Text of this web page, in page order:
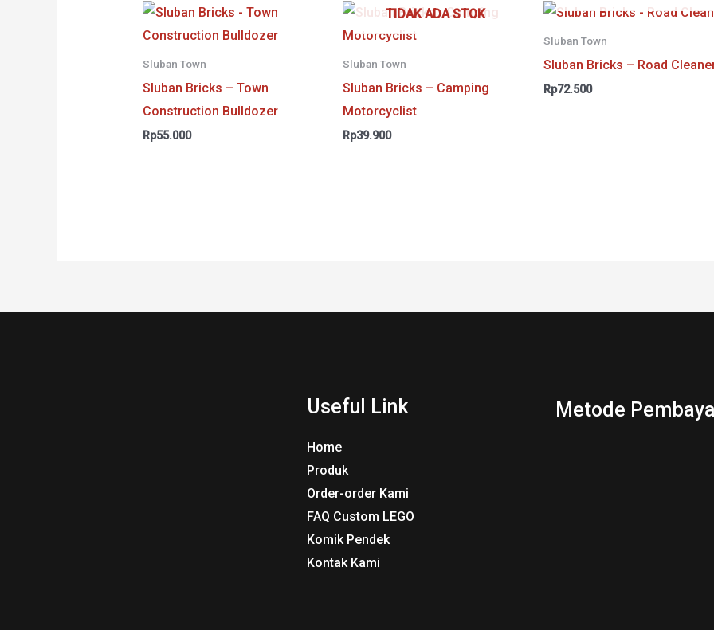
Sluban Town
Sluban Bricks – Town
Construction Bulldozer
Rp55.000
TIDAK ADA STOK
Sluban Town
Sluban Bricks – Camping
Motorcyclist
Rp39.900
Sluban Town
Sluban Bricks – Road
Rp72.500
Useful Link
Home
Produk
Order-order Kami
FAQ Custom LEGO
Komik Pendek
Kontak Kami
Metode